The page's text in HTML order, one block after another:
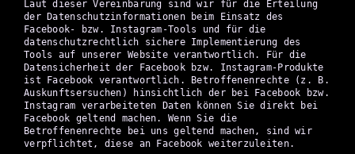
Laut dieser Vereinbarung sind wir für die Erteilung
der Datenschutzinformationen beim Einsatz des
Facebook- bzw. Instagram-Tools und für die
datenschutzrechtlich sichere Implementierung des
Tools auf unserer Website verantwortlich. Für die
Datensicherheit der Facebook bzw. Instagram-Produkte
ist Facebook verantwortlich. Betroffenenrechte (z. B.
Auskunftsersuchen) hinsichtlich der bei Facebook bzw.
Instagram verarbeiteten Daten können Sie direkt bei
Facebook geltend machen. Wenn Sie die
Betroffenenrechte bei uns geltend machen, sind wir
verpflichtet, diese an Facebook weiterzuleiten.